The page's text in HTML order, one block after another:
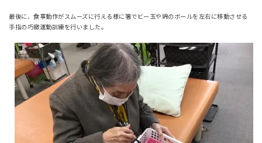
最後に、食事動作がスムーズに行える様に箸でビー玉や綿のボールを左右に移動させる
手指の巧緻運動訓練を行いました。